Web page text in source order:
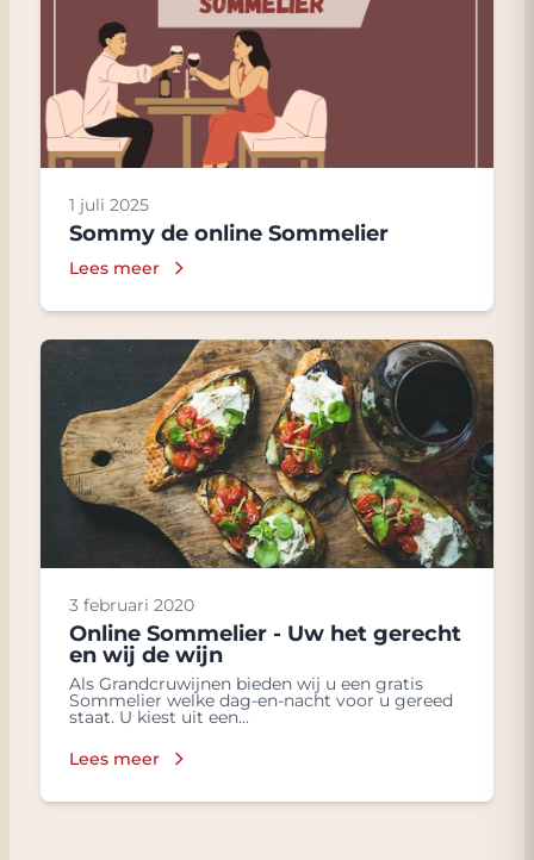
1 juli 2025
Sommy de online Sommelier
Lees meer
3 februari 2020
Online Sommelier - Uw het gerecht
en wij de wijn
Als Grandcruwijnen bieden wij u een gratis
Sommelier welke dag-en-nacht voor u gereed
staat. U kiest uit een...
Lees meer